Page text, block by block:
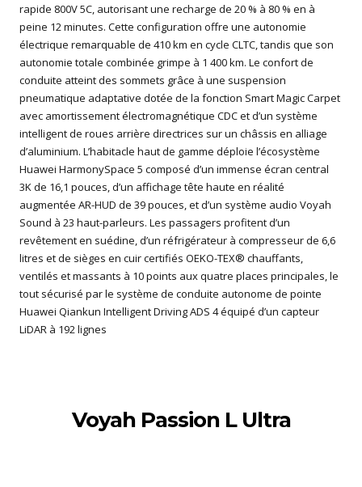
rapide 800V 5C, autorisant une recharge de 20 % à 80 % en à
peine 12 minutes. Cette configuration offre une autonomie
électrique remarquable de 410 km en cycle CLTC, tandis que son
autonomie totale combinée grimpe à 1 400 km. Le confort de
conduite atteint des sommets grâce à une suspension
pneumatique adaptative dotée de la fonction Smart Magic Carpet
avec amortissement électromagnétique CDC et d’un système
intelligent de roues arrière directrices sur un châssis en alliage
d’aluminium. L’habitacle haut de gamme déploie l’écosystème
Huawei HarmonySpace 5 composé d’un immense écran central
3K de 16,1 pouces, d’un affichage tête haute en réalité
augmentée AR-HUD de 39 pouces, et d’un système audio Voyah
Sound à 23 haut-parleurs. Les passagers profitent d’un
revêtement en suédine, d’un réfrigérateur à compresseur de 6,6
litres et de sièges en cuir certifiés OEKO-TEX® chauffants,
ventilés et massants à 10 points aux quatre places principales, le
tout sécurisé par le système de conduite autonome de pointe
Huawei Qiankun Intelligent Driving ADS 4 équipé d’un capteur
LiDAR à 192 lignes
Voyah Passion L Ultra